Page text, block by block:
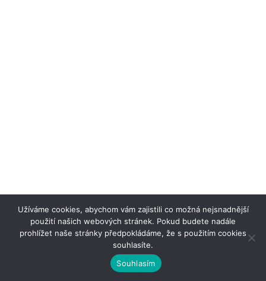
Užíváme cookies, abychom vám zajistili co možná nejsnadnější
použití našich webových stránek. Pokud budete nadále
prohlížet naše stránky předpokládáme, že s použitím cookies
souhlasíte.
Souhlasím